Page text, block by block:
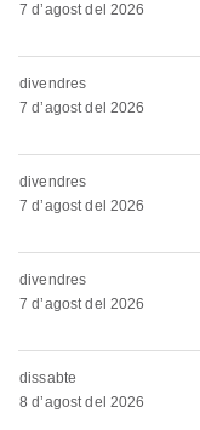
7 d’agost del 2026
divendres
7 d’agost del 2026
divendres
7 d’agost del 2026
divendres
7 d’agost del 2026
dissabte
8 d’agost del 2026